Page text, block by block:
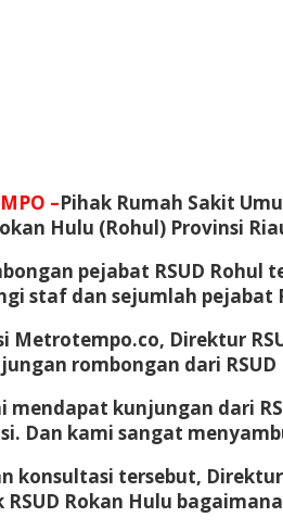
–Pihak Rumah Sakit
Hulu (Rohul) Provinsi
pejabat RSUD Rohul
staf dan sejumlah pejabat
Metrotempo.co, Direktur
rombongan dari RSUD
mendapat kunjungan dari
Dan kami sangat
konsultasi tersebut,
Rokan Hulu